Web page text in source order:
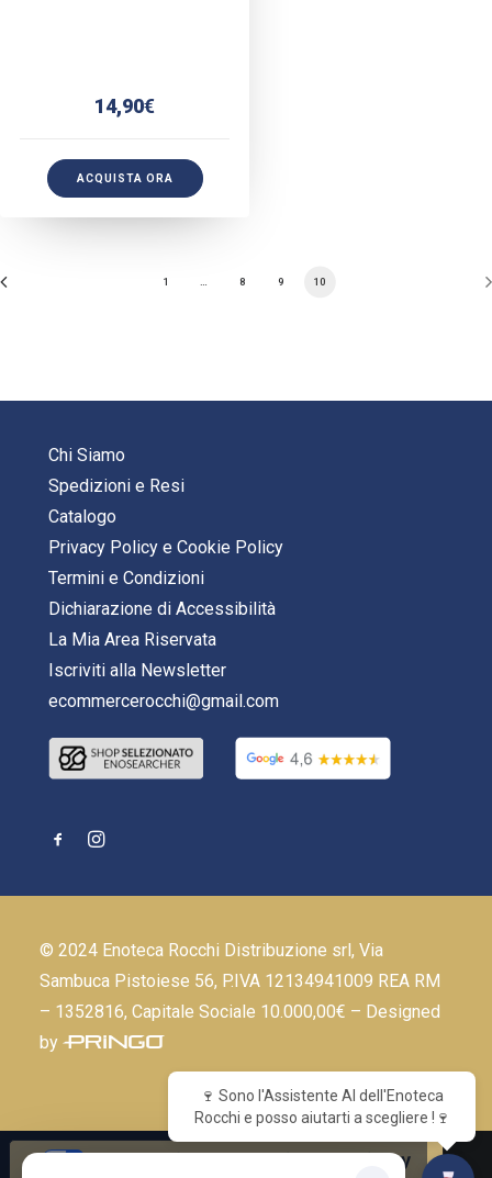
14,90€
ACQUISTA ORA
1 8 9 10
Chi Siamo
Spedizioni e Resi
Catalogo
Privacy Policy e Cookie Policy
Termini e Condizioni
Dichiarazione di Accessibilità
La Mia Area Riservata
Iscriviti alla Newsletter
ecommercerocchi@gmail.com
© 2024 Enoteca Rocchi Distribuzione srl, Via
Sambuca Pistoiese 56, P.IVA 12134941009 REA RM
– 1352816, Capitale Sociale 10.000,00€ – Designed
by
🍷 Sono l'Assistente AI dell'Enoteca
Rocchi e posso aiutarti a scegliere !🍷
Le tue preferenze relative alla privacy